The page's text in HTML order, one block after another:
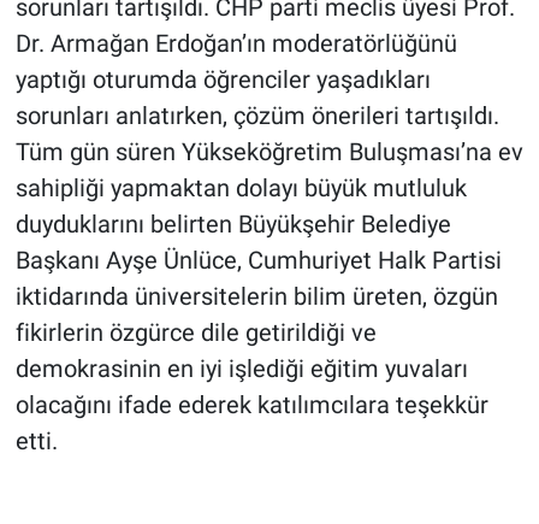
sorunları tartışıldı. CHP parti meclis üyesi Prof.
Dr. Armağan Erdoğan’ın moderatörlüğünü
yaptığı oturumda öğrenciler yaşadıkları
sorunları anlatırken, çözüm önerileri tartışıldı.
Tüm gün süren Yükseköğretim Buluşması’na ev
sahipliği yapmaktan dolayı büyük mutluluk
duyduklarını belirten Büyükşehir Belediye
Başkanı Ayşe Ünlüce, Cumhuriyet Halk Partisi
iktidarında üniversitelerin bilim üreten, özgün
fikirlerin özgürce dile getirildiği ve
demokrasinin en iyi işlediği eğitim yuvaları
olacağını ifade ederek katılımcılara teşekkür
etti.